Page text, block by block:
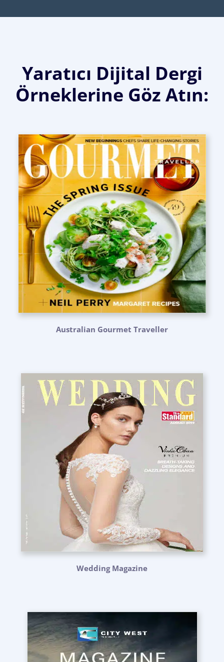
Yaratıcı Dijital Dergi
Örneklerine Göz Atın:
Australian Gourmet Traveller
Wedding Magazine